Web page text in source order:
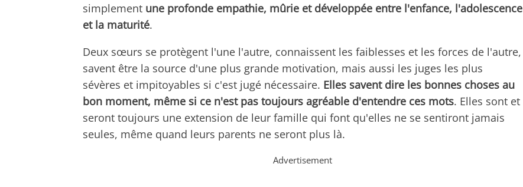
simplement une profonde empathie, mûrie et développée entre l'enfance, l'adolescence
et la maturité.
Deux sœurs se protègent l'une l'autre, connaissent les faiblesses et les forces de l'autre,
savent être la source d'une plus grande motivation, mais aussi les juges les plus
sévères et impitoyables si c'est jugé nécessaire. Elles savent dire les bonnes choses au
bon moment, même si ce n'est pas toujours agréable d'entendre ces mots. Elles sont et
seront toujours une extension de leur famille qui font qu'elles ne se sentiront jamais
seules, même quand leurs parents ne seront plus là.
Advertisement